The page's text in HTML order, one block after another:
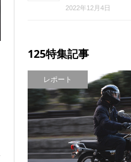
2022年12月4日
125特集記事
レポート